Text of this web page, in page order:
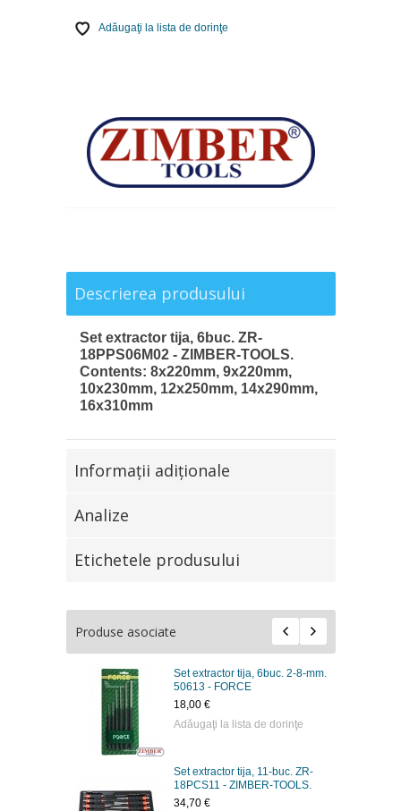
Adăugaţi la lista de dorinţe
Descrierea produsului
Set extractor tija, 6buc. ZR-
18PPS06M02 - ZIMBER-TOOLS.
Contents: 8x220mm, 9x220mm,
10x230mm, 12x250mm, 14x290mm,
16x310mm
Informaţii adiţionale
Analize
Etichetele produsului
Produse asociate
Set extractor tija, 6buc. 2-8-mm.
50613 - FORCE
18,00 €
Adăugaţi la lista de dorinţe
Set extractor tija, 11-buc. ZR-
18PCS11 - ZIMBER-TOOLS.
34,70 €